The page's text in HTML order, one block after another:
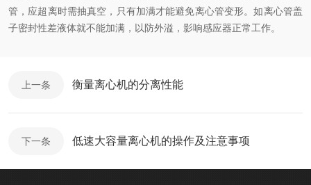
管，应超离时需抽真空，只有加满才能避免离心管变形。如离心管盖
子密封性差液体就不能加满，以防外溢，影响感应器正常工作。
上一条 衡量离心机的分离性能
下一条 低速大容量离心机的操作及注意事项